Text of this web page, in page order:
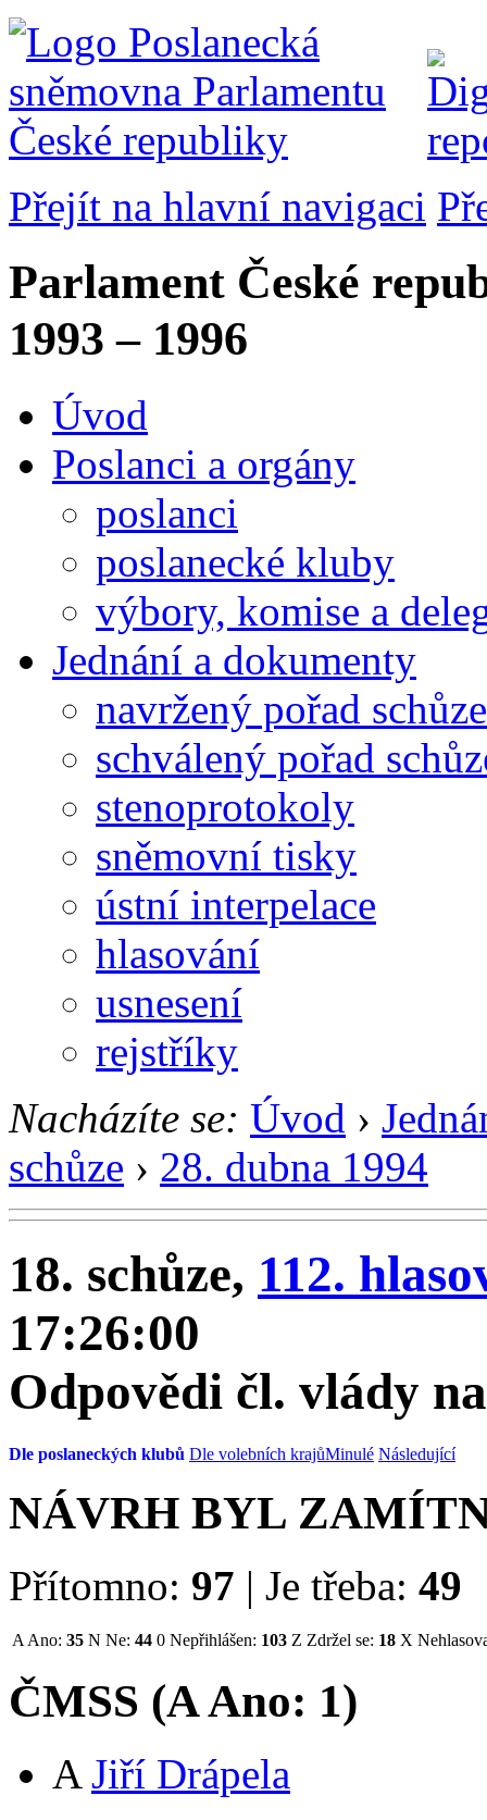
Přejít na hlavní navigaci
Parlament České
1993 – 1996
Úvod
Poslanci a orgány
poslanci
poslanecké kluby
výbory, komise a
Jednání a dokumenty
navržený pořad schůze
schválený pořad
stenoprotokoly
sněmovní tisky
ústní interpelace
hlasování
usnesení
rejstříky
Nacházíte se: Úvod ›
schůze › 28. dubna 1994
18. schůze, 112.
17:26:00
Odpovědi čl. vlády
Dle poslaneckých klubů Dle volebních krajůMinulé Následující
NÁVRH BYL
Přítomno: 97 | Je třeba: 49
A Ano: 35 N Ne: 44 0 Nepřihlášen: 103 Z Zdržel se: 18 X
ČMSS (AAno: 1)
A Jiří Drápela